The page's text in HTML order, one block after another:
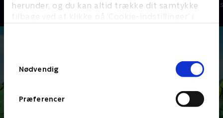
herunder, og du kan altid trække dit samtykke
tilbage ved at klikke på ’Cookie-indstillinger’ i
Nødvendig
Præferencer
Børneserier • 1 sæsoner Børneserier • 2